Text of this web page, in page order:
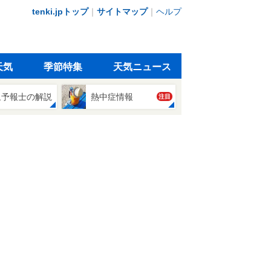
tenki.jpトップ｜ サイトマップ｜ ヘルプ
気 季節特集 天気ニュース
報士の解説 熱中症情報 注目